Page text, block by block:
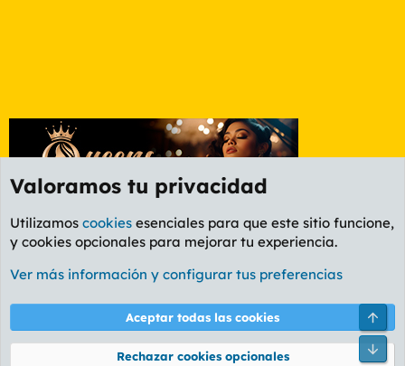
Foro Rapiñas
Cookies
PL OLDSTYLE AMARILLO
Términos y reglas Política de privacidad Ayuda
Valoramos tu privacidad
Utilizamos cookies esenciales para que este sitio funcione,
y cookies opcionales para mejorar tu experiencia.
Ver más información y configurar tus preferencias
Aceptar todas las cookies
Rechazar cookies opcionales
Pie